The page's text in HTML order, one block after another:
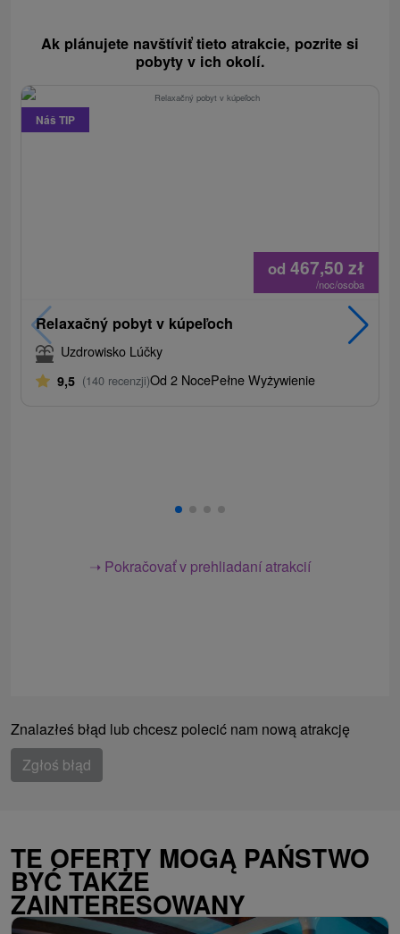
Ak plánujete navštíviť tieto atrakcie, pozrite si
pobyty v ich okolí.
Náš TIP
od 467,50zł
/noc/osoba
Relaxačný pobyt v kúpeľoch
Uzdrowisko Lúčky
9,5 (140 recenzji)Od 2 NocePełne Wyżywienie
➝ Pokračovať v prehliadaní atrakcií
Znalazłeś błąd lub chcesz polecić nam nową atrakcję
Zgłoś błąd
TE OFERTY MOGĄ PAŃSTWO
BYĆ TAKŻE
ZAINTERESOWANY